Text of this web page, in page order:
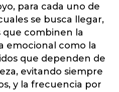
para cada uno de
se busca llegar,
que combinen la
emocional como la
que dependen de
evitando siempre
y la frecuencia por